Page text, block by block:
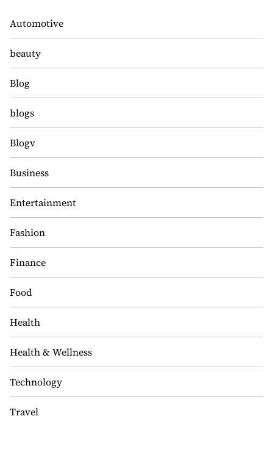
Automotive
beauty
Blog
blogs
Blogv
Business
Entertainment
Fashion
Finance
Food
Health
Health & Wellness
Technology
Travel